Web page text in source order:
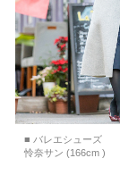
■ バレエシューズ
怜奈サン (166cm )